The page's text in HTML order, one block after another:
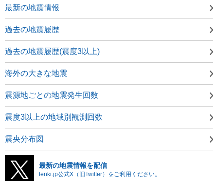
最新の地震情報
過去の地震履歴
過去の地震履歴(震度3以上)
海外の大きな地震
震源地ごとの地震発生回数
震度3以上の地域別観測回数
震央分布図
最新の地震情報を配信
tenki.jp公式X（旧Twitter）をご利用ください。